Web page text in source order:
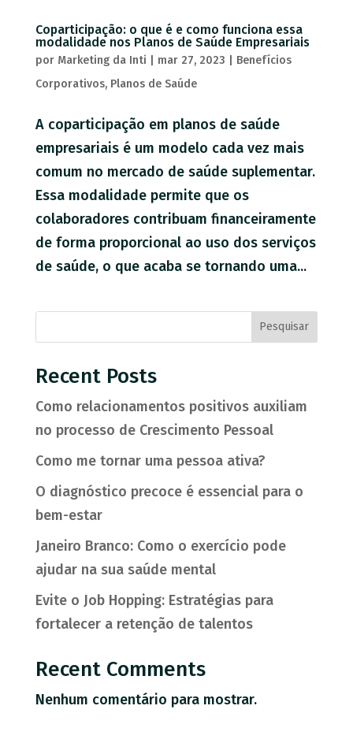
Coparticipação: o que é e como funciona essa
modalidade nos Planos de Saúde Empresariais
por Marketing da Inti mar 27, 2023
Benefícios
Corporativos, Planos de Saúde
A coparticipação em planos de saúde
empresariais é um modelo cada vez mais
comum no mercado de saúde suplementar.
Essa modalidade permite que os
colaboradores contribuam financeiramente
de forma proporcional ao uso dos serviços
de saúde, o que acaba se tornando uma...
Pesquisar
Recent Posts
Como relacionamentos positivos auxiliam
no processo de Crescimento Pessoal
Como me tornar uma pessoa ativa?
O diagnóstico precoce é essencial para o
bem-estar
Janeiro Branco: Como o exercício pode
ajudar na sua saúde mental
Evite o Job Hopping: Estratégias para
fortalecer a retenção de talentos
Recent Comments
Nenhum comentário para mostrar.